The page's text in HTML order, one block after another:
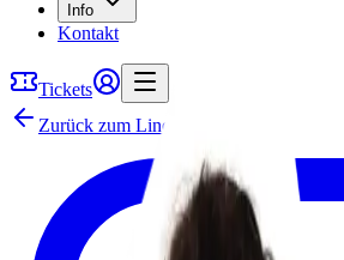
Info
Kontakt
Tickets
Zurück zum Lineup